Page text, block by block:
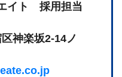
イト 採用担当
神楽坂2-14ノ